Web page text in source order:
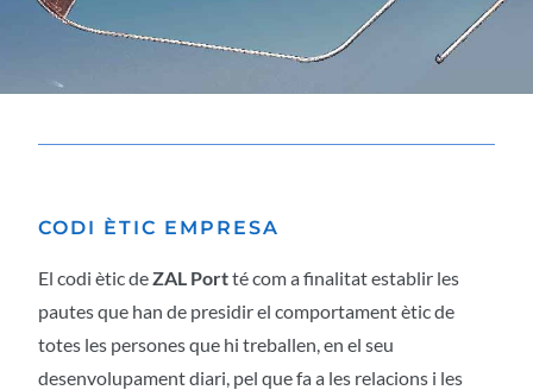
CODI ÈTIC EMPRESA
El codi ètic deZAL Portté com a finalitat establir les
pautes que han de presidir el comportament ètic de
totes les persones que hi treballen, en el seu
desenvolupament diari, pel que fa a les relacions i les